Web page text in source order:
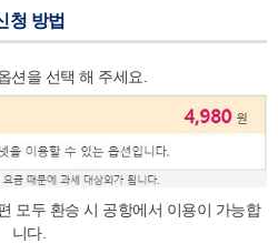
청 방법
션을 선택 해 주세요.
모두 환승 시 공항에서 이용이 가능합
니다.